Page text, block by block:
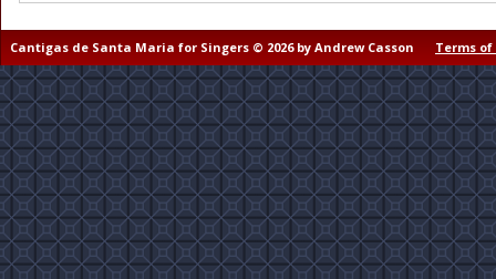
Cantigas de Santa Maria for Singers © 2026 by Andrew Casson Terms of